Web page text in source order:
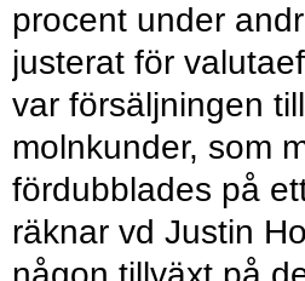
procent under
justerat för
var försäljningen
molnkunder, som
fördubblades på
räknar vd Justin